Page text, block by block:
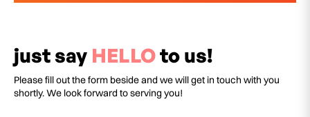
just say HELLOto us!
Please fill out the form beside and we will get in touch with you
shortly. We look forward to serving you!